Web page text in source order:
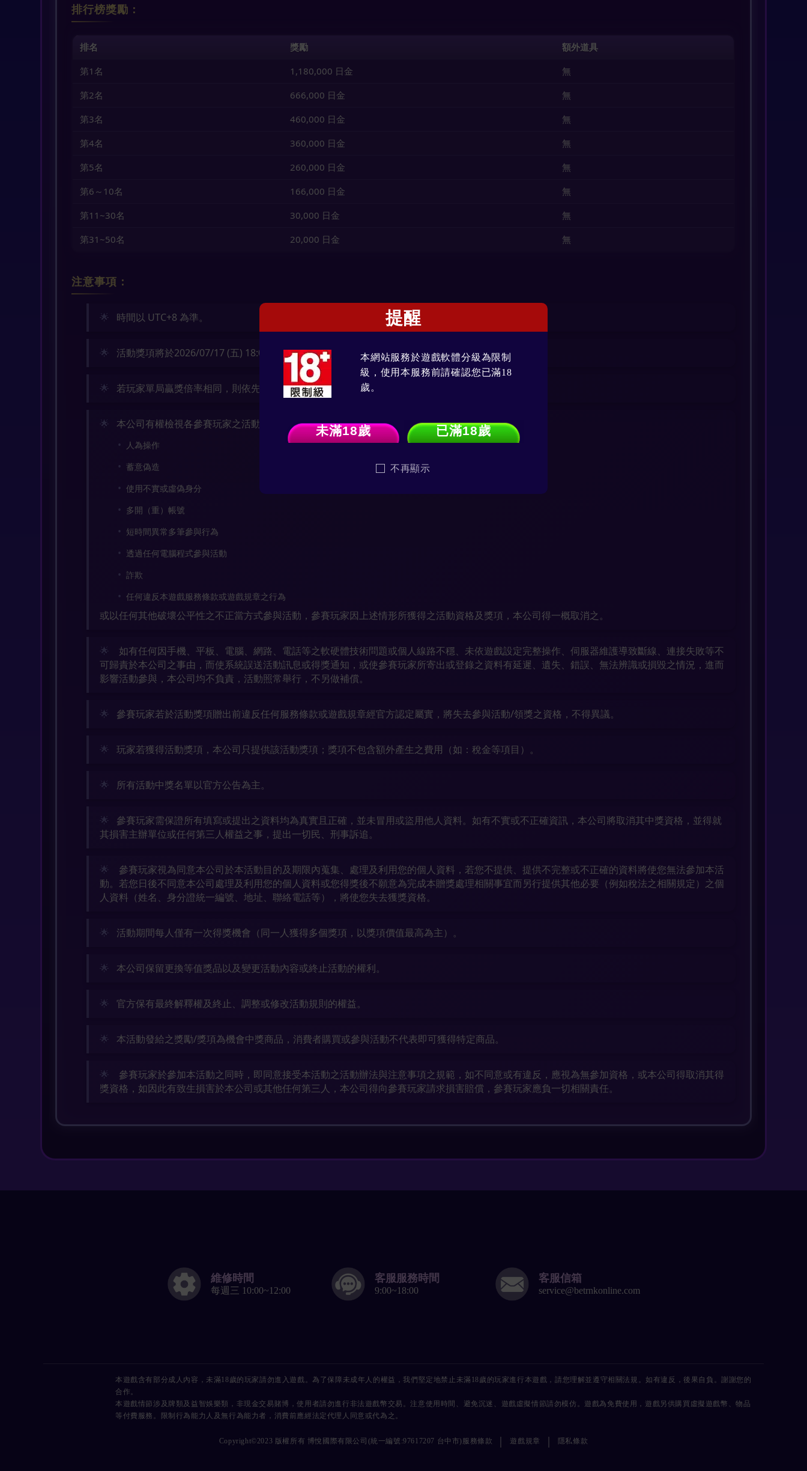
排行榜獎勵：
排名 獎勵
額外道具
第1名
1,180,000 日金
無
第2名
666,000 日金
無
第3名
460,000 日金
無
第4名
360,000 日金
無
第5名
260,000 日金
無
第6～10名
166,000 日金
無
第11~30名
30,000 日金
無
第31~50名
20,000 日金 無
注意事項：
時間以 UTC+8 為準。
活動獎項將於2026/07/17 (五) 18:00:00前派發。
若玩家單局贏獎倍率相同，則依先達成時間為名次排序依據。
本公司有權檢視各參賽玩家之活動參與行為及得獎情形是否涉嫌違反遊戲規章或公平原則，例：
人為操作
蓄意偽造
使用不實或虛偽身分
多開（重）帳號
短時間異常多筆參與行為
透過任何電腦程式參與活動
詐欺
任何違反本遊戲服務條款或遊戲規章之行為
或以任何其他破壞公平性之不正當方式參與活動，參賽玩家因上述情形所獲得之活動資格及獎項，本公司得一概取消之。
如有任何因手機、平板、電腦、網路、電話等之軟硬體技術問題或個人線路不穩、未依遊戲設定完整操作、伺服器維護導致斷線、連接失敗等不
可歸責於本公司之事由，而使系統誤送活動訊息或得獎通知，或使參賽玩家所寄出或登錄之資料有延遲、遺失、錯誤、無法辨識或損毀之情況，進而
影響活動參與，本公司均不負責，活動照常舉行，不另做補償。
參賽玩家若於活動獎項贈出前違反任何服務條款或遊戲規章經官方認定屬實，將失去參與活動/領獎之資格，不得異議。
玩家若獲得活動獎項，本公司只提供該活動獎項；獎項不包含額外產生之費用（如：稅金等項目）。
所有活動中獎名單以官方公告為主。
參賽玩家需保證所有填寫或提出之資料均為真實且正確，並未冒用或盜用他人資料。如有不實或不正確資訊，本公司將取消其中獎資格，並得就
其損害主辦單位或任何第三人權益之事，提出一切民、刑事訴追。
參賽玩家視為同意本公司於本活動目的及期限內蒐集、處理及利用您的個人資料，若您不提供、提供不完整或不正確的資料將使您無法參加本活
動。若您日後不同意本公司處理及利用您的個人資料或您得獎後不願意為完成本贈獎處理相關事宜而另行提供其他必要（例如稅法之相關規定）之個
人資料（姓名、身分證統一編號、地址、聯絡電話等），將使您失去獲獎資格。
活動期間每人僅有一次得獎機會（同一人獲得多個獎項，以獎項價值最高為主）。
本公司保留更換等值獎品以及變更活動內容或終止活動的權利。
官方保有最終解釋權及終止、調整或修改活動規則的權益。
本活動發給之獎勵/獎項為機會中獎商品，消費者購買或參與活動不代表即可獲得特定商品。
參賽玩家於參加本活動之同時，即同意接受本活動之活動辦法與注意事項之規範，如不同意或有違反，應視為無參加資格，或本公司得取消其得
獎資格，如因此有致生損害於本公司或其他任何第三人，本公司得向參賽玩家請求損害賠償，參賽玩家應負一切相關責任。
提醒
本網站服務於遊戲軟體分級為限制
級，使用本服務前請確認您已滿18
歲。
未滿18歲 已滿18歲
不再顯示
維修時間
每週三 10:00~12:00
客服服務時間
9:00~18:00
客服信箱
service@betrnkonline.com
本遊戲含有部分成人內容，未滿18歲的玩家請勿進入遊戲。為了保障未成年人的權益，我們堅定地禁止未滿18歲的玩家進行本遊戲，請您理解並遵守相關法規。如有違反，後果自負。謝謝您的
合作。
本遊戲情節涉及牌類及益智娛樂類，非現金交易賭博，使用者請勿進行非法遊戲幣交易。注意使用時間、避免沉迷、遊戲虛擬情節請勿模仿。遊戲為免費使用，遊戲另供購買虛擬遊戲幣、物品
等付費服務。限制行為能力人及無行為能力者，消費前應經法定代理人同意或代為之。
Copyright©2023 版權所有 博悅國際有限公司(統一編號:97617207 台中市)服務條款 | 遊戲規章 | 隱私條款